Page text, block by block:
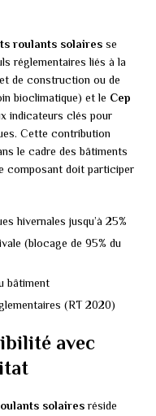
roulants solaires se
réglementaires liés à la
de construction ou de
bioclimatique) et le Cep
indicateurs clés pour
Cette contribution
le cadre des bâtiments
composant doit participer
hivernales jusqu’à 25%
(blocage de 95% du
bâtiment
(RT 2020)
avec
solairesréside